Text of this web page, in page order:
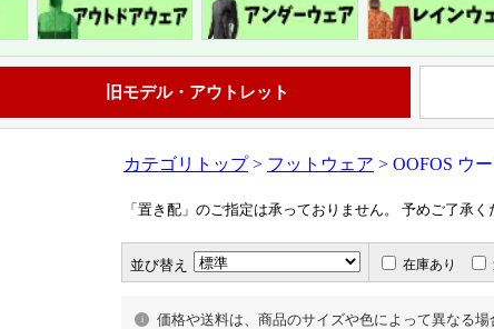
旧モデル・アウトレット
カテゴリトップ> フットウェア > OOFOS ウ
「置き配」のご指定は承っておりません。 予めご了承く
並び替え 在庫あり
価格や送料は、商品のサイズや色によって異なる場